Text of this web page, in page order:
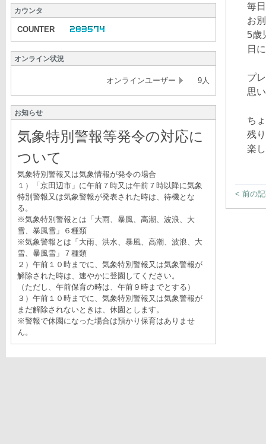
カウンタ
COUNTER
オンライン状況
オンラインユーザー 9人
お知らせ
気象特別警報等発令の対応に
ついて
気象特別警報又は気象情報が発令の場合
１）「京田辺市」に午前７時又は午前７時以降に気象
特別警報又は気象警報が発表された時は、待機とな
る。
※気象特別警報とは「大雨、暴風、高潮、波浪、大
雪、暴風雪」６種類
※気象警報とは「大雨、洪水、暴風、高潮、波浪、大
雪、暴風雪」７種類
２）午前１０時までに、気象特別警報又は気象警報が
解除された時は、速やかに登園してください。
（ただし、午前保育の時は、午前９時までとする）
３）午前１０時までに、気象特別警報又は気象警報が
まだ解除されないときは、休園とします。
※警報で休園になった場合は預かり保育はありませ
ん。
毎
お
5歳
日
プ
思
ち
残
楽
< 前の